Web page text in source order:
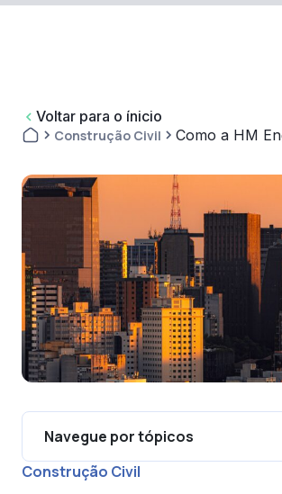
Construção Civil
Como a HM
certidões e...
Voltar para o ínicio
Navegue por tópicos
Construção Civil